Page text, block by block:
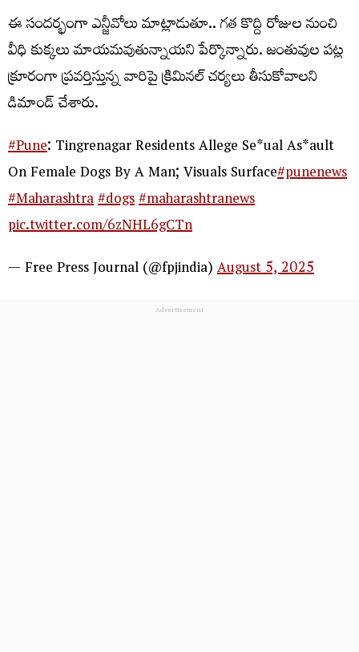
ఈ సంద‌ర్భంగా ఎన్జీవోలు మాట్లాడుతూ.. గ‌త కొద్ది రోజుల నుంచి
వీధి కుక్క‌లు మాయ‌మ‌వుతున్నాయ‌ని పేర్కొన్నారు. జంతువుల ప‌ట్ల
క్రూరంగా ప్ర‌వ‌ర్తిస్తున్న వారిపై క్రిమిన‌ల్ చ‌ర్య‌లు తీసుకోవాల‌ని
డిమాండ్ చేశారు.
#Pune: Tingrenagar Residents Allege Se*ual As*ault
On Female Dogs By A Man; Visuals Surface#punenews
#Maharashtra#dogs#maharashtranews
pic.twitter.com/6zNHL6gCTn
— Free Press Journal (@fpjindia)August 5, 2025